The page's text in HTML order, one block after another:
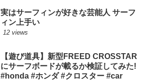
実はサーフィンが好きな芸能人 サーフ
ィン上手い
12 views
【遊び道具】新型FREED CROSSTAR
にサーフボードが載るか検証してみた!
#honda #ホンダ #クロスター #car